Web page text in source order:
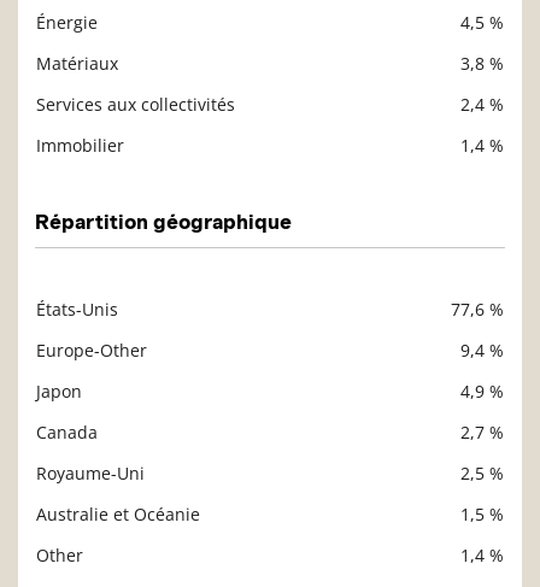
Énergie
4,5 %
Matériaux
3,8 %
Services aux collectivités
2,4 %
Immobilier
1,4 %
Répartition géographique
États-Unis
77,6 %
Europe-Other
9,4 %
Japon
4,9 %
Canada
2,7 %
Royaume-Uni
2,5 %
Australie et Océanie
1,5 %
Other
1,4 %